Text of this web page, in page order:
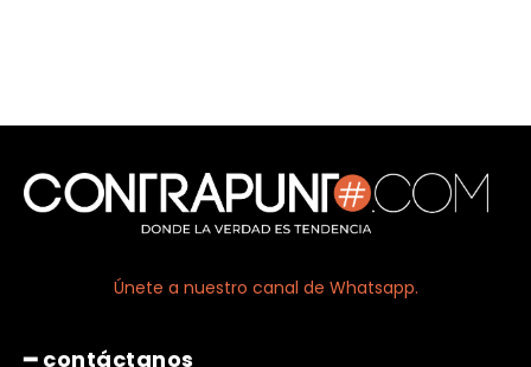
Únete a nuestro canal de Whatsapp.
━ contáctanos